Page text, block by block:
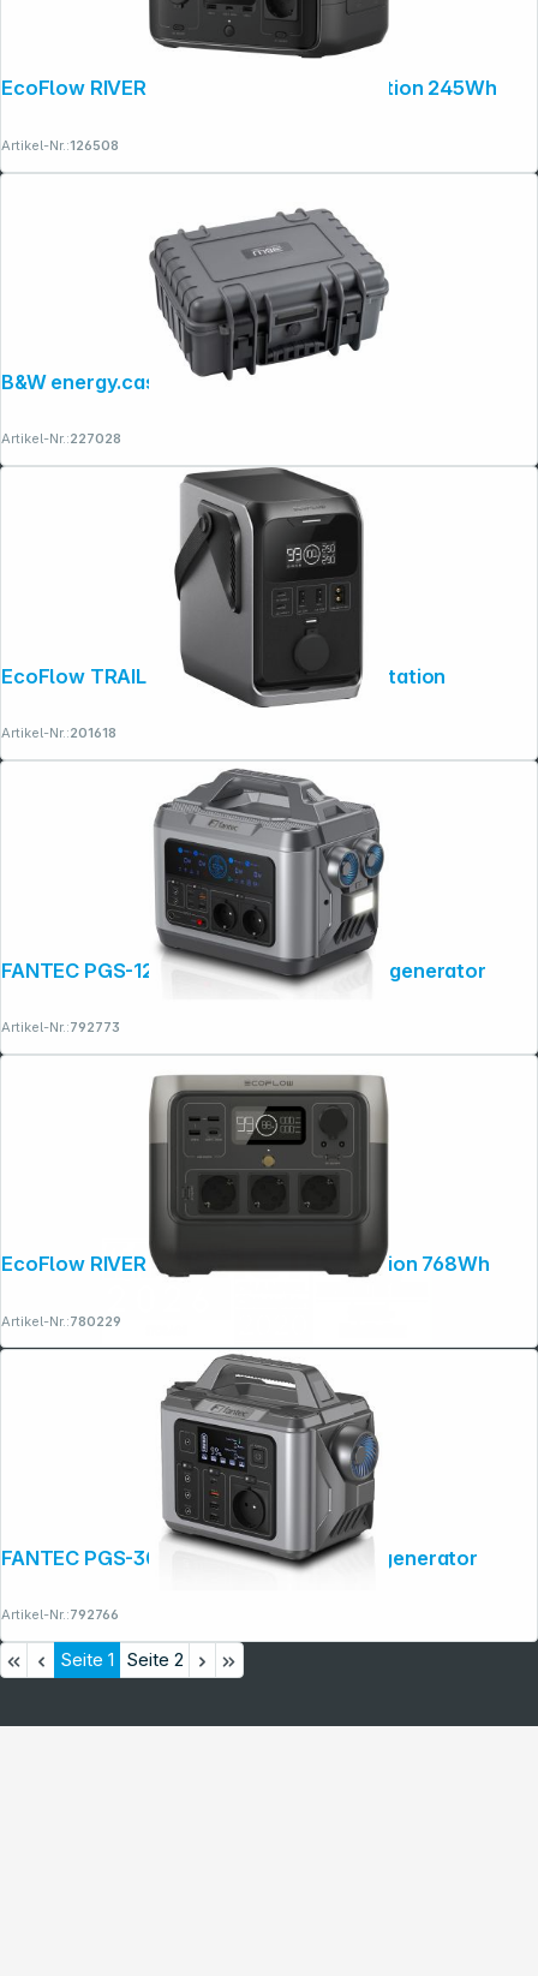
EcoFlow RIVER 3 UPS Lithium Power Station 245Wh
Artikel-Nr.:126508
Artikel-Nr.:227028
EcoFlow TRAIL 300 DC Portable Powerstation
Artikel-Nr.:201618
FANTEC PGS-1200 Powerstation & Solargenerator
Artikel-Nr.:792773
EcoFlow RIVER 2 Pro Lithium Power Station 768Wh
Artikel-Nr.:780229
FANTEC PGS-300 Powerstation & Solargenerator
Artikel-Nr.:792766
Seite 1 Seite 2
Copyright © 2001 - 2026 dexxIT. Alle Rechte vorbehalten.